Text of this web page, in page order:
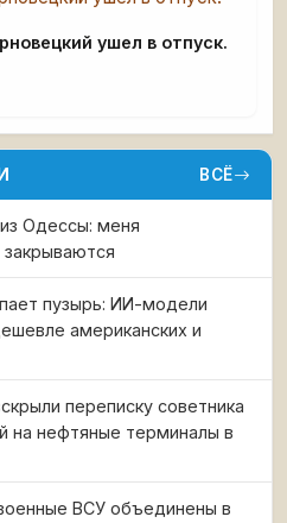
ушел в отпуск.
ВСЁ
Одессы: меня
пузырь: ИИ-модели
американских и
переписку советника
на нефтяные терминалы в
ВСУ объединены в